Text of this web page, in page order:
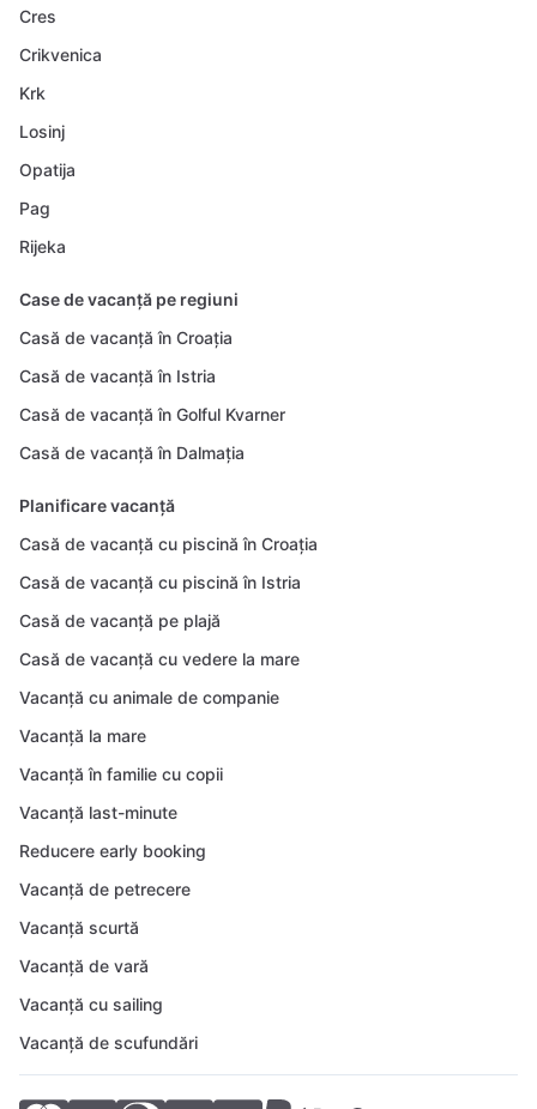
Cres
Crikvenica
Krk
Losinj
Opatija
Pag
Rijeka
Case de vacanță pe regiuni
Casă de vacanță în Croația
Casă de vacanță în Istria
Casă de vacanță în Golful Kvarner
Casă de vacanță în Dalmația
Planificare vacanță
Casă de vacanță cu piscină în Croația
Casă de vacanță cu piscină în Istria
Casă de vacanță pe plajă
Casă de vacanță cu vedere la mare
Vacanță cu animale de companie
Vacanță la mare
Vacanță în familie cu copii
Vacanță last-minute
Reducere early booking
Vacanță de petrecere
Vacanță scurtă
Vacanță de vară
Vacanță cu sailing
Vacanță de scufundări